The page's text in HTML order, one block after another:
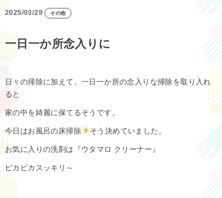
2025/03/29 その他
一日一か所念入りに
日々の掃除に加えて、一日一か所の念入りな掃除を取り入れ
ると
家の中を綺麗に保てるそうです。
今日はお風呂の床掃除 そう決めていました。
お気に入りの洗剤は『ウタマロ クリーナー』
ピカピカスッキリ～